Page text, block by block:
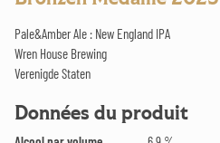
Pale&Amber Ale : New England IPA
Wren House Brewing
Verenigde Staten
Données du produit